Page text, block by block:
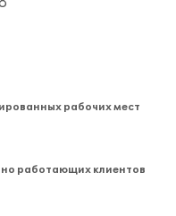
рабочих мест
работающих клиентов